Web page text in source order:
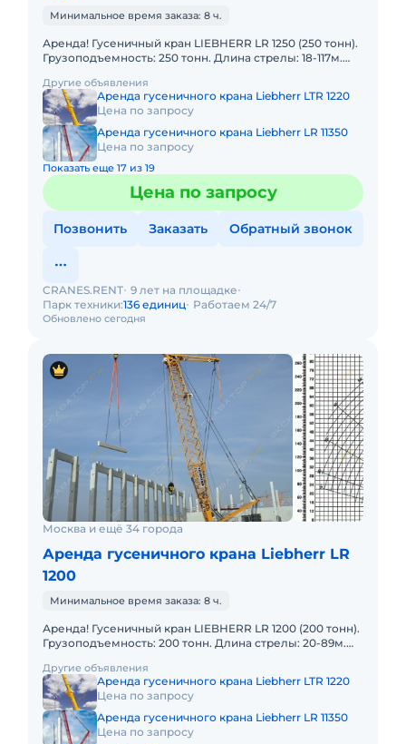
Минимальное время заказа: 8 ч.
Аренда! Гусеничный кран LIEBHERR LR 1250 (250 тонн).
Грузоподъемность: 250 тонн. Длина стрелы: 18-117м.
Другие объявления
Аренда гусеничного крана Liebherr LTR 1220
Цена по запросу
Аренда гусеничного крана Liebherr LR 11350
Цена по запросу
Показать еще 17 из 19
Цена по запросу
Позвонить Заказать Обратный звонок
Обновлено сегодня
CRANES.RENT 9 лет на площадке
Парк техники:136 единиц Работаем 24/7
Москва и ещё 34 города
Аренда гусеничного крана Liebherr LR
1200
Минимальное время заказа: 8 ч.
Аренда! Гусеничный кран LIEBHERR LR 1200 (200 тонн).
Грузоподъемность: 200 тонн. Длина стрелы: 20-89м.
Другие объявления
Аренда гусеничного крана Liebherr LTR 1220
Цена по запросу
Аренда гусеничного крана Liebherr LR 11350
Цена по запросу